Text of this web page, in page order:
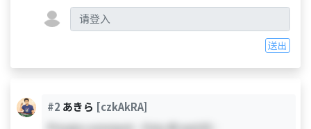
送出
#2 あきら [czkAkRA]